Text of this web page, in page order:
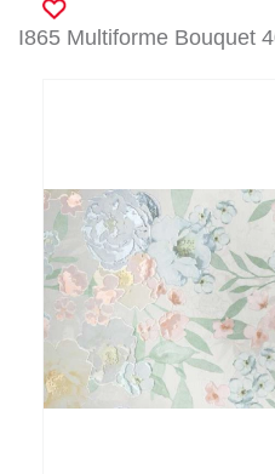
+7 (495) 532-06-30
I865 Multiforme Bouquet